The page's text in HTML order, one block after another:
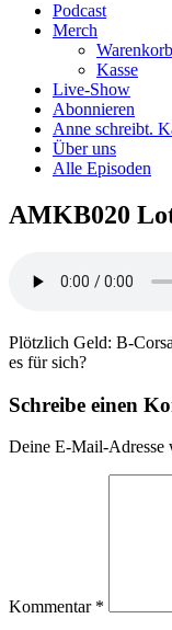
Podcast
Merch
Warenkorb
Kasse
Live-Show
Abonnieren
Anne schreibt.
Über uns
Alle Episoden
AMKB020
Plötzlich Geld: B-
es für sich?
Schreibe einen
Deine E-Mail-
Kommentar *